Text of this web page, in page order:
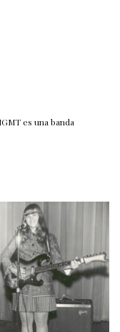
es una banda